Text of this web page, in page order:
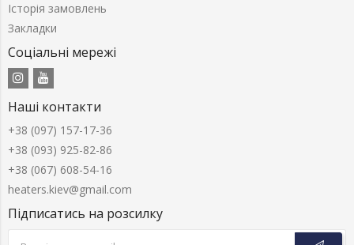
Історія замовлень
Закладки
Соціальні мережі
Наші контакти
+38 (097) 157-17-36
+38 (093) 925-82-86
+38 (067) 608-54-16
heaters.kiev@gmail.com
Підписатись на розсилку